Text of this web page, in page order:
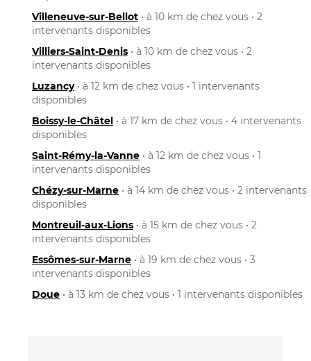
Villeneuve-sur-Bellot • à 10 km de chez vous • 2
intervenants disponibles
Villiers-Saint-Denis • à 10 km de chez vous • 2
intervenants disponibles
Luzancy• à 12 km de chez vous • 1 intervenants
disponibles
Boissy-le-Châtel • à 17 km de chez vous • 4 intervenants
disponibles
Saint-Rémy-la-Vanne • à 12 km de chez vous • 1
intervenants disponibles
Chézy-sur-Marne • à 14 km de chez vous • 2 intervenants
disponibles
Montreuil-aux-Lions • à 15 km de chez vous • 2
intervenants disponibles
Essômes-sur-Marne • à 19 km de chez vous • 3
intervenants disponibles
Doue • à 13 km de chez vous • 1 intervenants disponibles